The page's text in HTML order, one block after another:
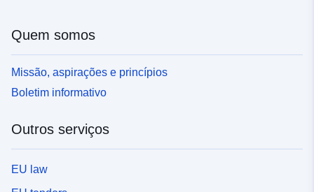
Quem somos
Missão, aspirações e princípios
Boletim informativo
Outros serviços
EU law